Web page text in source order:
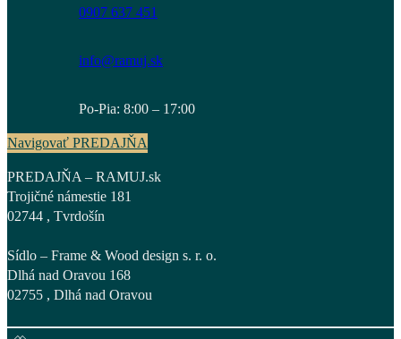
0907 637 451
info@ramuj.sk
Po-Pia: 8:00 – 17:00
Navigovať PREDAJŇA
PREDAJŇA – RAMUJ.sk
Trojičné námestie 181
02744 , Tvrdošín
Sídlo – Frame & Wood design s. r. o.
Dlhá nad Oravou 168
02755 , Dlhá nad Oravou